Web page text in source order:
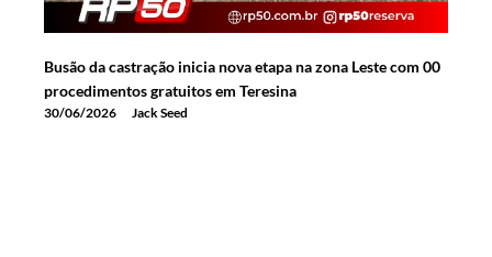
Busão da castração inicia nova etapa na zona Leste com 00
procedimentos gratuitos em Teresina
30/06/2026 Jack Seed